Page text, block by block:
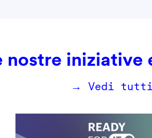
nostre iniziative
→ Vedi tutti